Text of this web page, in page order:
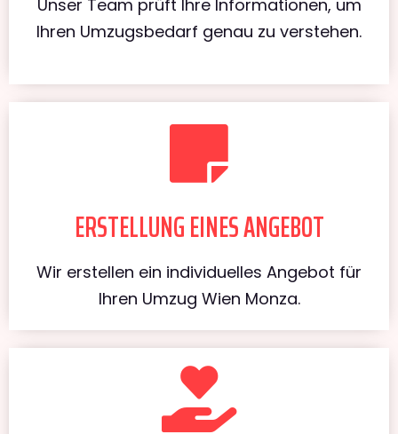
Unser Team prüft Ihre Informationen, um
Ihren Umzugsbedarf genau zu verstehen.
ERSTELLUNG EINES ANGEBOT
Wir erstellen ein individuelles Angebot für
Ihren Umzug Wien Monza.